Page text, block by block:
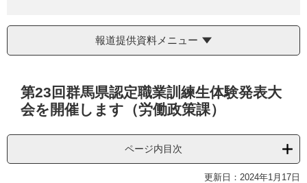
報道提供資料メニュー
第23回群馬県認定職業訓練生体験発表大
会を開催します（労働政策課）
ページ内目次
更新日：2024年1月17日